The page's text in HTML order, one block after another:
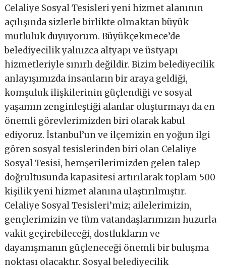
Celaliye Sosyal Tesisleri yeni hizmet alanının
açılışında sizlerle birlikte olmaktan büyük
mutluluk duyuyorum. Büyükçekmece’de
belediyecilik yalnızca altyapı ve üstyapı
hizmetleriyle sınırlı değildir. Bizim belediyecilik
anlayışımızda insanların bir araya geldiği,
komşuluk ilişkilerinin güçlendiği ve sosyal
yaşamın zenginleştiği alanlar oluşturmayı da en
önemli görevlerimizden biri olarak kabul
ediyoruz. İstanbul’un ve ilçemizin en yoğun ilgi
gören sosyal tesislerinden biri olan Celaliye
Sosyal Tesisi, hemşerilerimizden gelen talep
doğrultusunda kapasitesi artırılarak toplam 500
kişilik yeni hizmet alanına ulaştırılmıştır.
Celaliye Sosyal Tesisleri’miz; ailelerimizin,
gençlerimizin ve tüm vatandaşlarımızın huzurla
vakit geçirebileceği, dostlukların ve
dayanışmanın güçleneceği önemli bir buluşma
noktası olacaktır. Sosyal belediyecilik